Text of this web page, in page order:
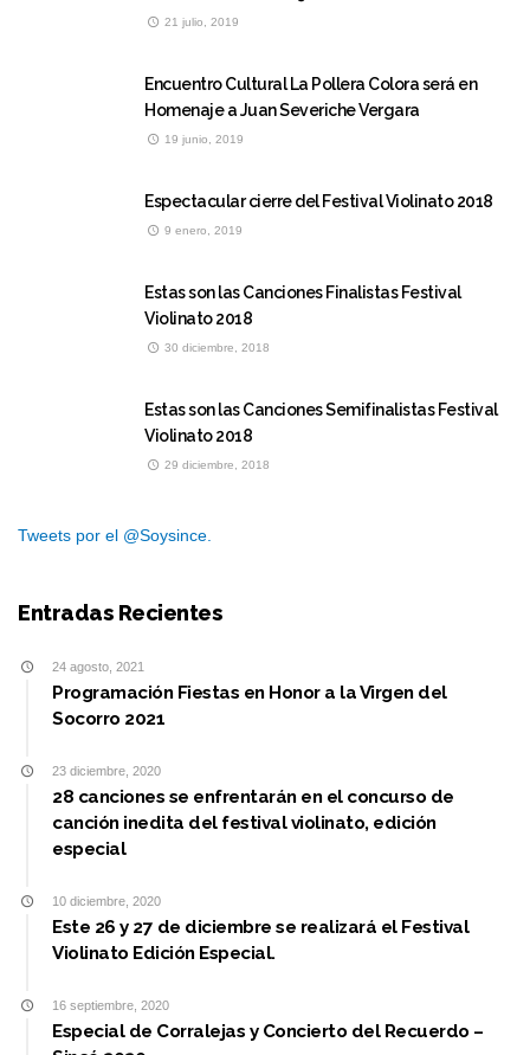
21 julio, 2019
Encuentro Cultural La Pollera Colora será en
Homenaje a Juan Severiche Vergara
19 junio, 2019
Espectacular cierre del Festival Violinato 2018
9 enero, 2019
Estas son las Canciones Finalistas Festival
Violinato 2018
30 diciembre, 2018
Estas son las Canciones Semifinalistas Festival
Violinato 2018
29 diciembre, 2018
Tweets por el @Soysince.
Entradas Recientes
24 agosto, 2021
Programación Fiestas en Honor a la Virgen del
Socorro 2021
23 diciembre, 2020
28 canciones se enfrentarán en el concurso de
canción inedita del festival violinato, edición
especial
10 diciembre, 2020
Este 26 y 27 de diciembre se realizará el Festival
Violinato Edición Especial.
16 septiembre, 2020
Especial de Corralejas y Concierto del Recuerdo –